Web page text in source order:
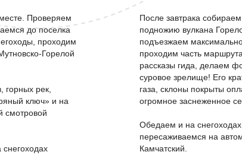
Проверяем
до поселка
проходим
Горелой
рек,
ключ» и на
смотровой
После завтрака
подножию вулкана
подъезжаем
проходим часть
рассказы гида, делаем
суровое зрелище! Его
газа, склоны покрыты
огромное заснеженное
Обедаем и на
пересаживаемся на
Камчатский.